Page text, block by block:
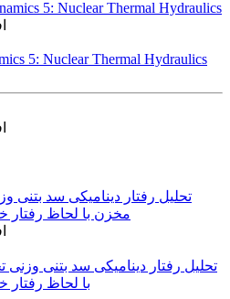
5: Nuclear Thermal Hydraulics
تحلیل رفتار دینامیکی سد بتنی
با لحاظ